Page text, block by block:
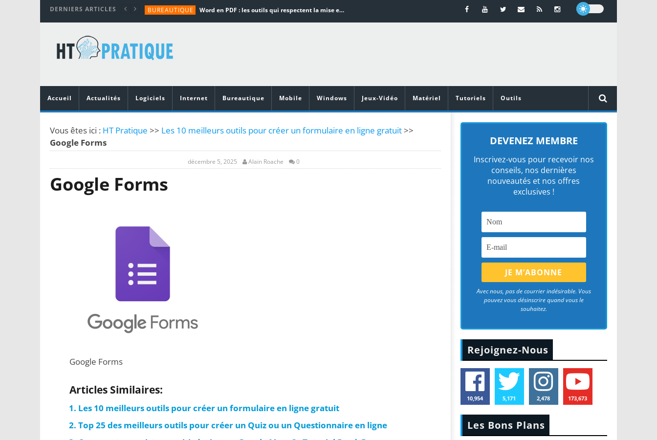
DERNIERS ARTICLES BUREAUTIQUE Word en PDF : les outils qui respectent la mise en page
TUTORIALS
MATÉRIEL
Vidéoprojecteurs Asus : Top 6 des meilleurs modèles de la marque
Accueil
Actualités Logiciels Internet Bureautique Mobile Windows Jeux-Vidéo Matériel Tutoriels Outils
Vous êtes ici : HT Pratique >> Les 10 meilleurs outils pour créer un formulaire en ligne gratuit>>
Google Forms
décembre 5, 2025 Alain Roache 0
Google Forms
Google Forms
Articles Similaires:
Les 10 meilleurs outils pour créer un formulaire en ligne gratuit
Top 25 des meilleurs outils pour créer un Quiz ou un Questionnaire en ligne
DEVENEZ MEMBRE
Inscrivez-vous pour recevoir nos
conseils, nos dernières
nouveautés et nos offres
exclusives !
Avec nous, pas de courrier indésirable. Vous
pouvez vous désinscrire quand vous le
souhaitez.
Rejoignez-Nous
10,954 5,171 2,478 173,673
Les Bons Plans